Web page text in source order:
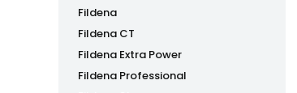
Fildena
Fildena CT
Fildena Extra Power
Fildena Professional